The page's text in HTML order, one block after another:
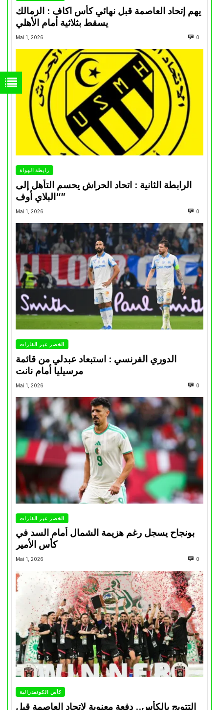
يهم إتحاد العاصمة قبل نهائي كأس اكاف : الزمالك
Mai 1, 2026 0
رابطة الهواة
الرابطة الثانية : اتحاد الحراش يحسم التأهل إلى
“البلاي أوف”
Mai 1, 2026 0
الخضر عبر القارات
الدوري الفرنسي : استبعاد عبدلي من قائمة
مرسيليا أمام نانت
Mai 1, 2026 0
الخضر عبر القارات
بونجاح يسجل رغم هزيمة الشمال أمام السد في
كأس الأمير
Mai 1, 2026 0
كأس الكونفدرالية
التتويج بالكأس.. دفعة معنوية لإتحاد العاصمة قبل